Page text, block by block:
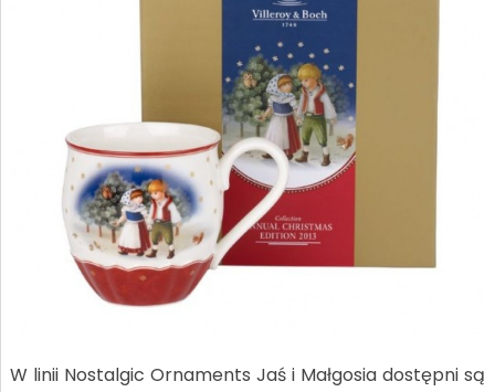
W linii Nostalgic Ornaments Jaś i Małgosia dostępni są